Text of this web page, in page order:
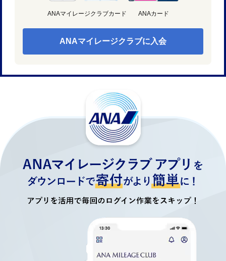
ANAマイレージクラブカード ANAカード
ANAマイレージクラブに入会